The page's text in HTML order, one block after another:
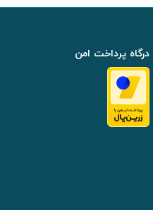
درگاه پرداخت امن